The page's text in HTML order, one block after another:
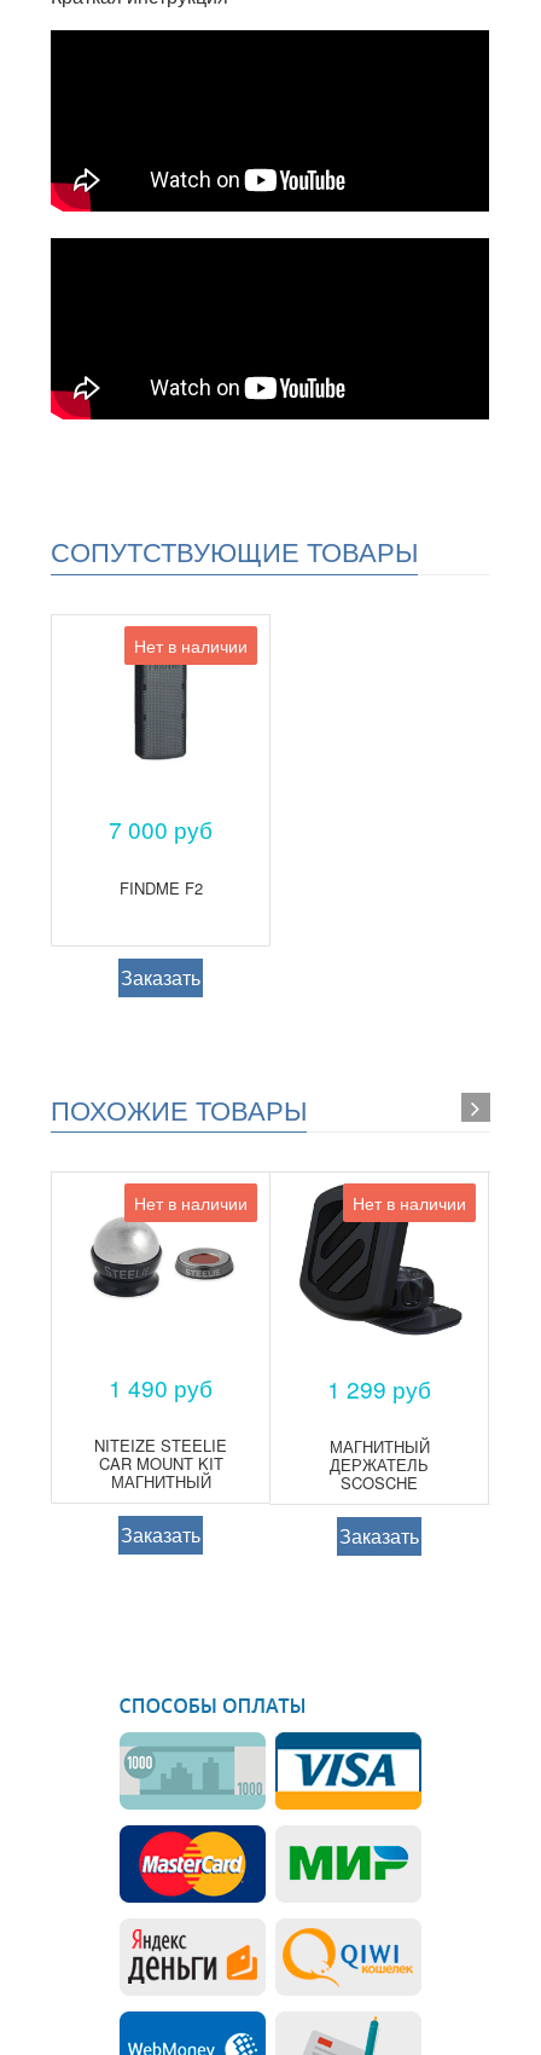
СОПУТСТВУЮЩИЕ ТОВАРЫ
Нет в наличии
7 000 руб
FINDME F2
Заказать
ПОХОЖИЕ ТОВАРЫ
Нет в наличии
1 490 руб
NITEIZE STEELIE
CAR MOUNT KIT
МАГНИТНЫЙ
ДЕРЖАТЕЛЬ ДЛЯ
APPLE
Заказать
Нет в наличии
1 299 руб
МАГНИТНЫЙ
ДЕРЖАТЕЛЬ
SCOSCHE
MAGICMOUNT
ORIGINAL ДЛЯ
СМАРТФОНОВ И
ПЛАНШЕТОВ
Заказать